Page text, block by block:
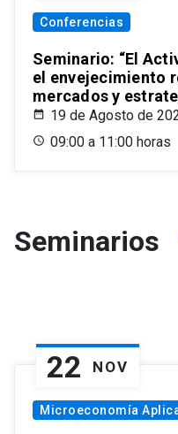
Conferencias
Seminario: “El
el envejecimiento
mercados y
19 de Agosto de
09:00 a 11:00 horas
Seminarios
22 NOV
Microeconomía